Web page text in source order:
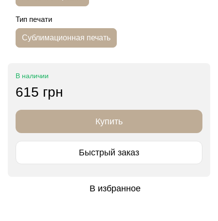
Тип печати
Сублимационная печать
В наличии
615 грн
Купить
Быстрый заказ
В избранное